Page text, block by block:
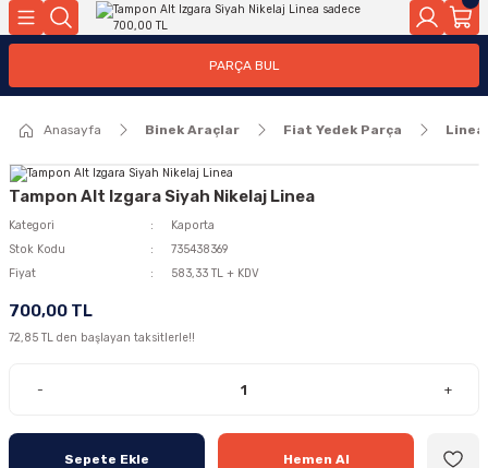
PARÇA BUL
Anasayfa Binek Araçlar Fiat Yedek Parça Linea
Tampon Alt Izgara Siyah Nikelaj Linea
Kategori
Kaporta
Stok Kodu
735438369
Fiyat
583,33 TL + KDV
700,00 TL
72,85 TL den başlayan taksitlerle!!
- +
Sepete Ekle Hemen Al